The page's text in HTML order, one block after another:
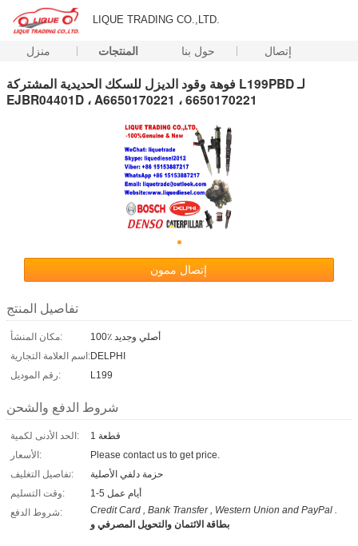
LIQUE TRADING CO.,LTD.
منزل المنتجات حول بنا إتصال
فوهة وقود الديزل للسكك الحديدية المشتركة L199PBD لـ
EJBR04401D ، A6650170221 ، 6650170221
إتصال ممون
تفاصيل المنتج
مكان المنشأ:
100٪ أصلي وجديد
اسم العلامة التجارية:DELPHI
رقم الموديل:
L199
شروط الدفع والشحن
الحد الأدنى لكمية:
1 قطعة
الأسعار:
Please contact us to get price.
تفاصيل التغليف:
حزمة دلفي الأصلية
وقت التسليم:
1-5 أيام عمل
شروط الدفع:
Credit Card , Bank Transfer , Western Union and PayPal .
بطاقة الائتمان والتحويل المصرفي و